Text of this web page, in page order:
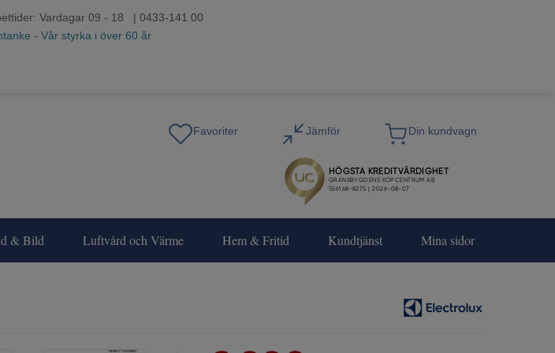
Vardagar 09 - 18 | 0433-141 00
- Vår styrka i över 60 år
& Bild Luftvård och Värme Hem & Fritid Kundtjänst Mina sidor